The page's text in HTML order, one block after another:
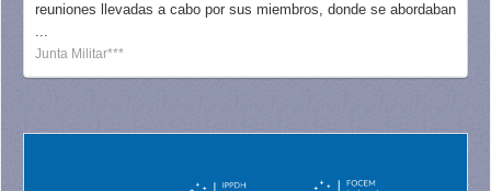
reuniones llevadas a cabo por sus miembros, donde se abordaban
...
Junta Militar***